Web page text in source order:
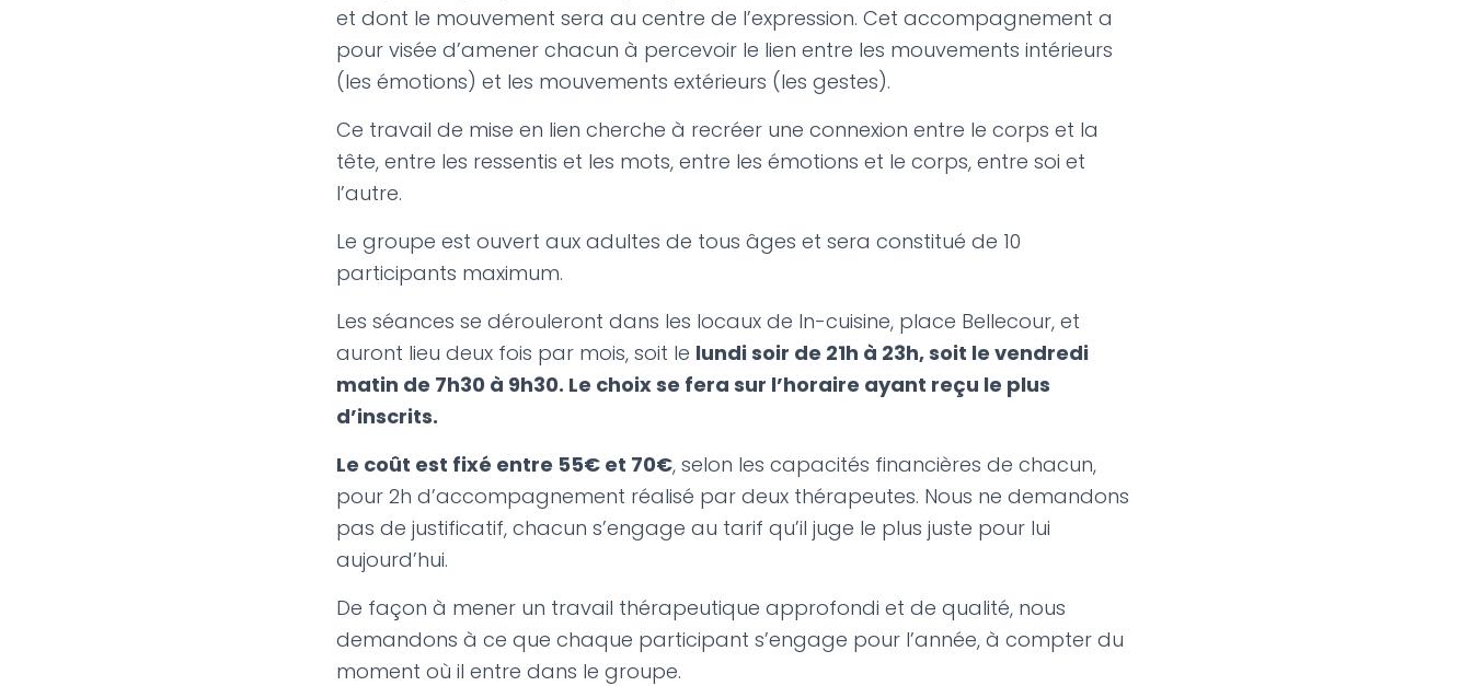
et dont le mouvement sera au centre de l’expression. Cet accompagnement a
pour visée d’amener chacun à percevoir le lien entre les mouvements intérieurs
(les émotions) et les mouvements extérieurs (les gestes).
Ce travail de mise en lien cherche à recréer une connexion entre le corps et la
tête, entre les ressentis et les mots, entre les émotions et le corps, entre soi et
l’autre.
Le groupe est ouvert aux adultes de tous âges et sera constitué de 10
participants maximum.
Les séances se dérouleront dans les locaux de In-cuisine, place Bellecour, et
auront lieu deux fois par mois, soit le lundi soir de 21h à 23h, soit le vendredi
matin de 7h30 à 9h30. Le choix se fera sur l’horaire ayant reçu le plus
d’inscrits.
Le coût est fixé entre 55€ et 70€, selon les capacités financières de chacun,
pour 2h d’accompagnement réalisé par deux thérapeutes. Nous ne demandons
pas de justificatif, chacun s’engage au tarif qu’il juge le plus juste pour lui
aujourd’hui.
De façon à mener un travail thérapeutique approfondi et de qualité, nous
demandons à ce que chaque participant s’engage pour l’année, à compter du
moment où il entre dans le groupe.